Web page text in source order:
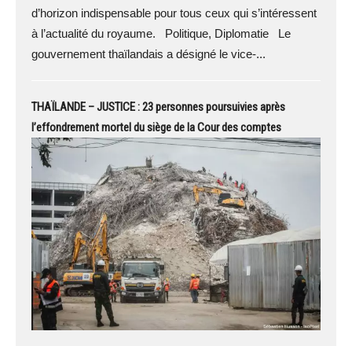
d’horizon indispensable pour tous ceux qui s’intéressent
à l’actualité du royaume. Politique, Diplomatie Le
gouvernement thaïlandais a désigné le vice-...
THAÏLANDE – JUSTICE : 23 personnes poursuivies après
l’effondrement mortel du siège de la Cour des comptes